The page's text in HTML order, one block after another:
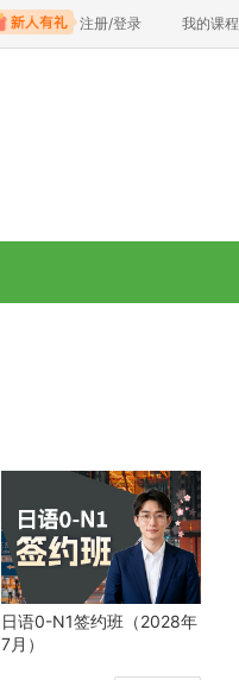
注册/登录 我的课程
日语0-N1签约班（2028年
7月）